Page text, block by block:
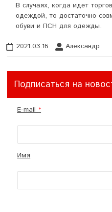
В случаях, когда идет
одеждой, то достаточно
обуви и ПСН для одежды.
2021.03.16 Александр
Подписаться на
E-mail
Имя